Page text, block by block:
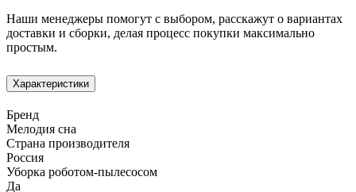
Наши менеджеры помогут с выбором, расскажут о вариантах
доставки и сборки, делая процесс покупки максимально
простым.
Характеристики
Бренд
Мелодия сна
Страна производителя
Россия
Уборка роботом-пылесосом
Да